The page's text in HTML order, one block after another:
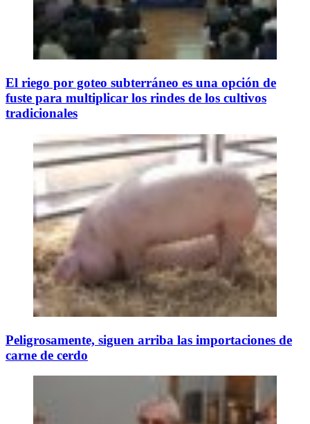
El riego por goteo subterráneo es una opción de
fuste para multiplicar los rindes de los cultivos
tradicionales
Peligrosamente, siguen arriba las importaciones de
carne de cerdo